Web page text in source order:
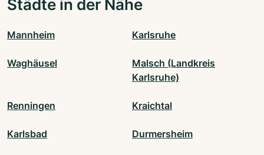
Städte in der Nähe
Mannheim Karlsruhe
Waghäusel
Malsch (Landkreis
Karlsruhe)
Renningen Kraichtal
Karlsbad Durmersheim